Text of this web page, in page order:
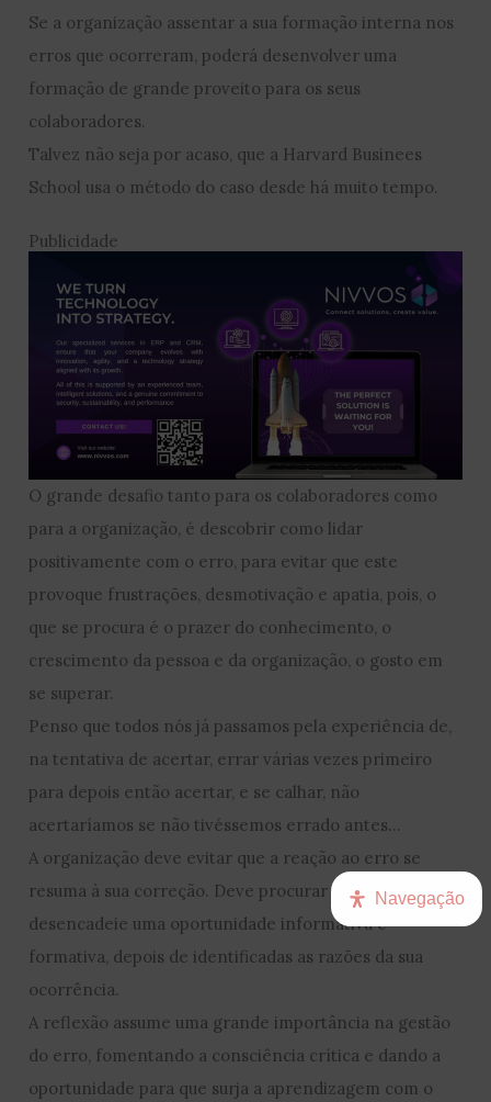
Se a organização assentar a sua formação interna nos
erros que ocorreram, poderá desenvolver uma
formação de grande proveito para os seus
colaboradores.
Talvez não seja por acaso, que a Harvard Businees
School usa o método do caso desde há muito tempo.
Publicidade
O grande desafio tanto para os colaboradores como
para a organização, é descobrir como lidar
positivamente com o erro, para evitar que este
provoque frustrações, desmotivação e apatia, pois, o
que se procura é o prazer do conhecimento, o
crescimento da pessoa e da organização, o gosto em
se superar.
Penso que todos nós já passamos pela experiência de,
na tentativa de acertar, errar várias vezes primeiro
para depois então acertar, e se calhar, não
acertaríamos se não tivéssemos errado antes…
A organização deve evitar que a reação ao erro se
resuma à sua correção. Deve procurar que este
desencadeie uma oportunidade informativa e
formativa, depois de identificadas as razões da sua
ocorrência.
A reflexão assume uma grande importância na gestão
do erro, fomentando a consciência crítica e dando a
oportunidade para que surja a aprendizagem com o
Navegação